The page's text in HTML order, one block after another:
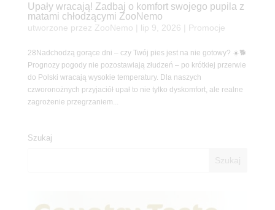
Upały wracają! Zadbaj o komfort swojego pupila z
matami chłodzącymi ZooNemo
utworzone przez ZooNemo lip 9, 2026 Promocje
28Nadchodzą gorące dni – czy Twój pies jest na nie gotowy? ☀️🐕
Prognozy pogody nie pozostawiają złudzeń – po krótkiej przerwie
do Polski wracają wysokie temperatury. Dla naszych
czworonożnych przyjaciół upał to nie tylko dyskomfort, ale realne
zagrożenie przegrzaniem...
Szukaj